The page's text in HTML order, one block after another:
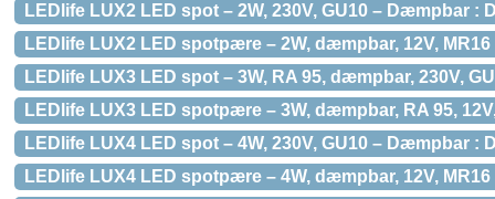
LEDlife LUX2 LED spot – 2W, 230V, GU10 – Dæmpbar :
LEDlife LUX2 LED spotpære – 2W, dæmpbar, 12V,
LEDlife LUX3 LED spot – 3W, RA 95, dæmpbar, 230V,
LEDlife LUX3 LED spotpære – 3W, dæmpbar, RA 95,
LEDlife LUX4 LED spot – 4W, 230V, GU10 – Dæmpbar :
LEDlife LUX4 LED spotpære – 4W, dæmpbar, 12V,